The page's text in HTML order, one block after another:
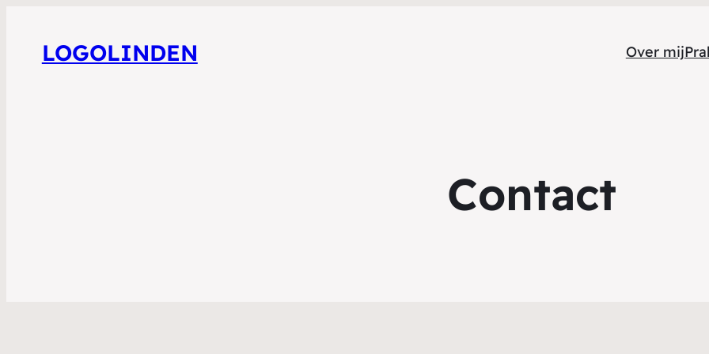
LOGOLINDEN Over mij
Contact